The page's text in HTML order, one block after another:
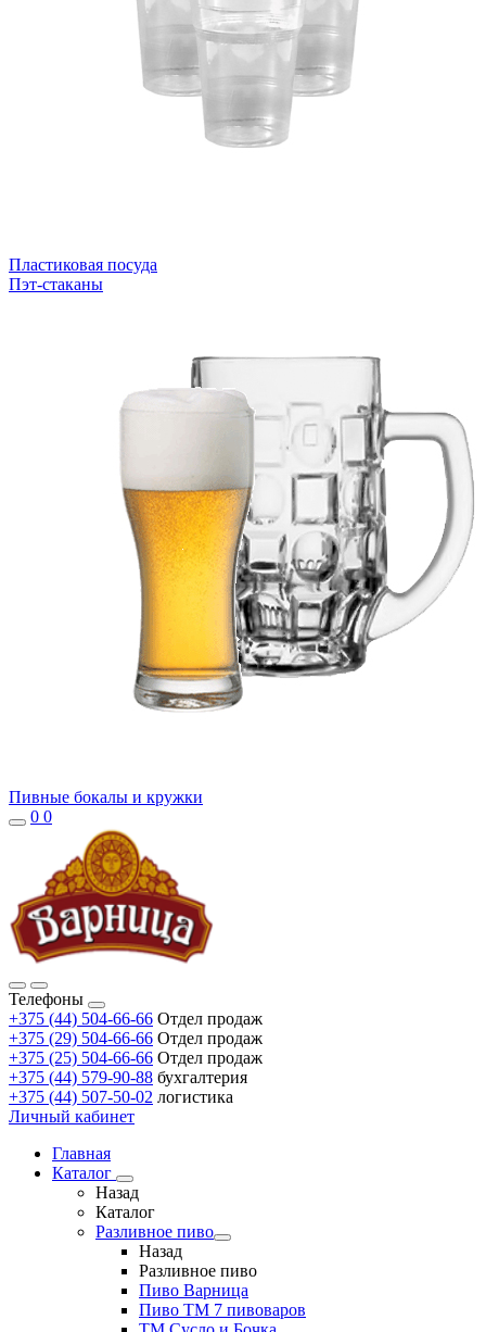
Пластиковая посуда
Пэт-стаканы
Пивные бокалы и кружки
0 0
Телефоны
+375 (44) 504-66-66 Отдел продаж
+375 (29) 504-66-66 Отдел продаж
+375 (25) 504-66-66 Отдел продаж
+375 (44) 579-90-88 бухгалтерия
+375 (44) 507-50-02 логистика
Личный кабинет
Главная
Каталог
Назад
Каталог
Разливное пиво
Назад
Разливное пиво
Пиво Варница
Пиво ТМ 7 пивоваров